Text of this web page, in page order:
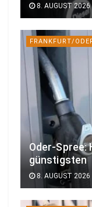
8. AUGUST 2026
FRANKFURT/
Oder-Spree:
günstigsten
8. AUGUST 2026